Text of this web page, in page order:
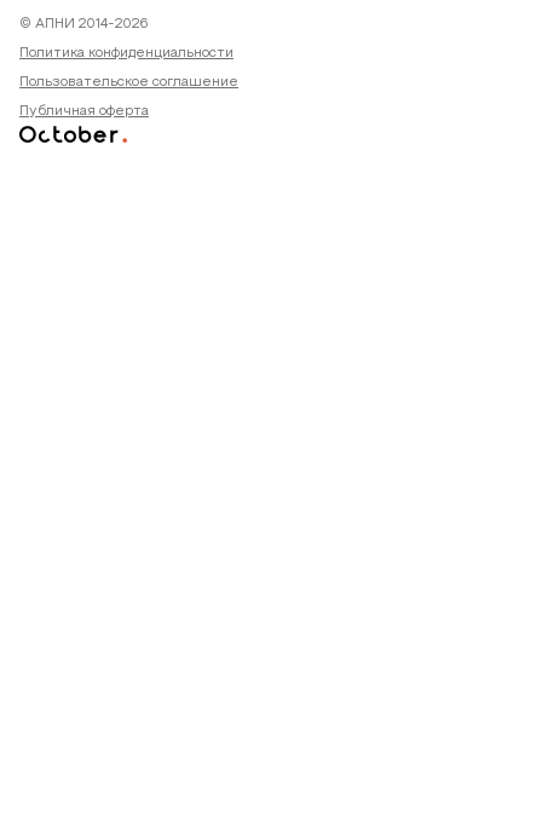
© АПНИ 2014-2026
Политика конфиденциальности
Пользовательское соглашение
Публичная оферта